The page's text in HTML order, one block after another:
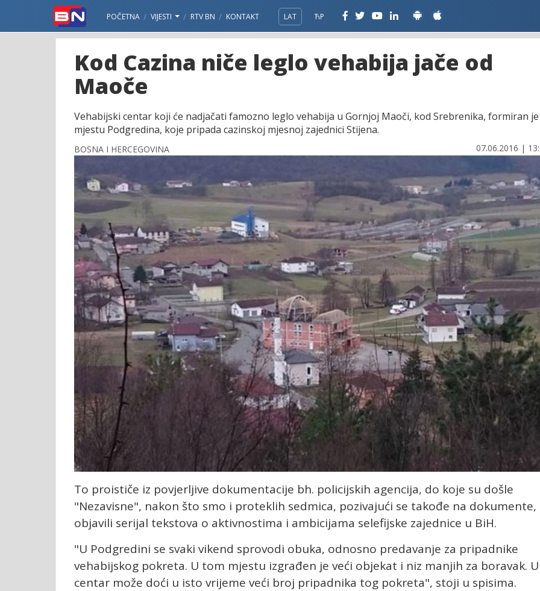
POČETNA VIJESTI RTV BN KONTAKT LAT ЋР
Kod Cazina niče leglo vehabija jače od
Maoče
Vehabijski centar koji će nadjačati famozno leglo vehabija u Gornjoj Maoči, kod Srebrenika, formiran
mjestu Podgredina, koje pripada cazinskoj mjesnoj zajednici Stijena.
BOSNA I HERCEGOVINA 07.06.2016 |
To proističe iz povjerljive dokumentacije bh. policijskih agencija, do koje su došle
"Nezavisne", nakon što smo i proteklih sedmica, pozivajući se takođe na dokumente,
objavili serijal tekstova o aktivnostima i ambicijama selefijske zajednice u BiH.
"U Podgredini se svaki vikend sprovodi obuka, odnosno predavanje za pripadnike
vehabijskog pokreta. U tom mjestu izgrađen je veći objekat i niz manjih za boravak. U
centar može doći u isto vrijeme veći broj pripadnika tog pokreta", stoji u spisima.